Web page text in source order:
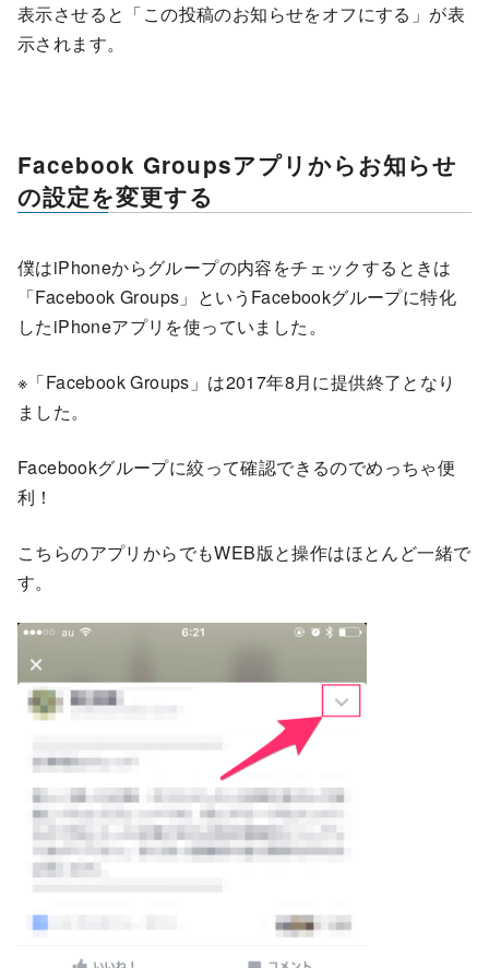
表示させると「この投稿のお知らせをオフにする」が表
示されます。
Facebook Groupsアプリからお知らせ
の設定を変更する
僕はiPhoneからグループの内容をチェックするときは
「Facebook Groups」というFacebookグループに特化
したiPhoneアプリを使っていました。
※「Facebook Groups」は2017年8月に提供終了となり
ました。
Facebookグループに絞って確認できるのでめっちゃ便
利！
こちらのアプリからでもWEB版と操作はほとんど一緒で
す。